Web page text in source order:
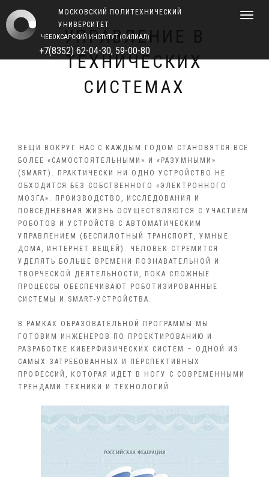
МОСКОВСКИЙ ПОЛИТЕХНИЧЕСКИЙ
УНИВЕРСИТЕТ
ЧЕБОКСАРСКИЙ ИНСТИТУТ (ФИЛИАЛ)
+7(8352) 62-04-30, 59-00-80
УПРАВЛЕНИЕ В
ТЕХНИЧЕСКИХ
СИСТЕМАХ
ВЕЩИ ВОКРУГ НАС С КАЖДЫМ ГОДОМ СТАНОВЯТСЯ ВСЕ
БОЛЕЕ «САМОСТОЯТЕЛЬНЫМИ» И «РАЗУМНЫМИ»
(SMART). ПРАКТИЧЕСКИ НИ ОДНО УСТРОЙСТВО НЕ
ОБХОДИТСЯ БЕЗ СОБСТВЕННОГО «ЭЛЕКТРОННОГО
МОЗГА». ПРОИЗВОДСТВО, ИССЛЕДОВАНИЯ И
ПОВСЕДНЕВНАЯ ЖИЗНЬ ОСУЩЕСТВЛЯЮТСЯ С УЧАСТИЕМ
РОБОТОВ И УСТРОЙСТВ С АВТОМАТИЧЕСКИМ
УПРАВЛЕНИЕМ (БЕСПИЛОТНЫЙ ТРАНСПОРТ, УМНЫЕ
ДОМА, ИНТЕРНЕТ ВЕЩЕЙ). ЧЕЛОВЕК СТРЕМИТСЯ
УДЕЛЯТЬ БОЛЬШЕ ВРЕМЕНИ ПОЗНАВАТЕЛЬНОЙ И
ТВОРЧЕСКОЙ ДЕЯТЕЛЬНОСТИ, ПОКА СЛОЖНЫЕ
ПРОЦЕССЫ ОБЕСПЕЧИВАЮТ РОБОТИЗИРОВАННЫЕ
СИСТЕМЫ И SMART-УСТРОЙСТВА.
В РАМКАХ ОБРАЗОВАТЕЛЬНОЙ ПРОГРАММЫ МЫ
ГОТОВИМ ИНЖЕНЕРОВ ПО ПРОЕКТИРОВАНИЮ И
РАЗРАБОТКЕ КИБЕРФИЗИЧЕСКИХ СИСТЕМ – ОДНОЙ ИЗ
САМЫХ ЗАТРЕБОВАННЫХ И ПЕРСПЕКТИВНЫХ
ПРОФЕССИЙ, КОТОРАЯ ИДЕТ В НОГУ С СОВРЕМЕННЫМИ
ТРЕНДАМИ ТЕХНИКИ И ТЕХНОЛОГИЙ.